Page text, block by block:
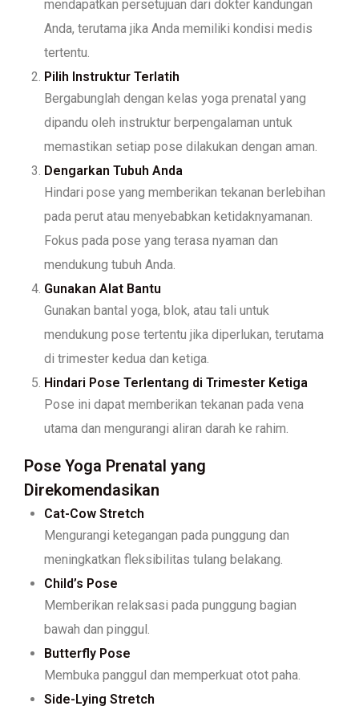
mendapatkan persetujuan dari dokter kandungan
Anda, terutama jika Anda memiliki kondisi medis
tertentu.
Pilih Instruktur Terlatih
Bergabunglah dengan kelas yoga prenatal yang
dipandu oleh instruktur berpengalaman untuk
memastikan setiap pose dilakukan dengan aman.
Dengarkan Tubuh Anda
Hindari pose yang memberikan tekanan berlebihan
pada perut atau menyebabkan ketidaknyamanan.
Fokus pada pose yang terasa nyaman dan
mendukung tubuh Anda.
Gunakan Alat Bantu
Gunakan bantal yoga, blok, atau tali untuk
mendukung pose tertentu jika diperlukan, terutama
di trimester kedua dan ketiga.
Hindari Pose Terlentang di Trimester Ketiga
Pose ini dapat memberikan tekanan pada vena
utama dan mengurangi aliran darah ke rahim.
Pose Yoga Prenatal yang
Direkomendasikan
Cat-Cow Stretch
Mengurangi ketegangan pada punggung dan
meningkatkan fleksibilitas tulang belakang.
Child’s Pose
Memberikan relaksasi pada punggung bagian
bawah dan pinggul.
Butterfly Pose
Membuka panggul dan memperkuat otot paha.
Side-Lying Stretch